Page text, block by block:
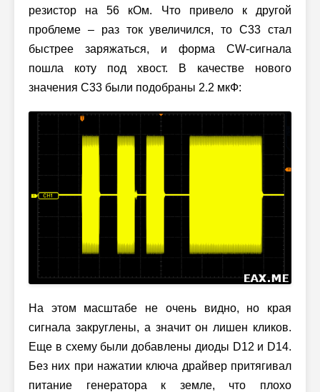
резистор на 56 кОм. Что привело к другой
проблеме – раз ток увеличился, то C33 стал
быстрее заряжаться, и форма CW-сигнала
пошла коту под хвост. В качестве нового
значения C33 были подобраны 2.2 мкФ:
На этом масштабе не очень видно, но края
сигнала закруглены, а значит он лишен кликов.
Еще в схему были добавлены диоды D12 и D14.
Без них при нажатии ключа драйвер притягивал
питание генератора к земле, что плохо